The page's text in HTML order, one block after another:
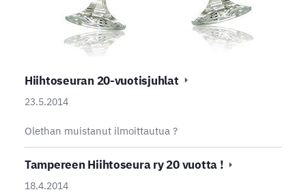
Hiihtoseuran 20-vuotisjuhlat
23.5.2014
Olethan muistanut ilmoittautua ?
Tampereen Hiihtoseura ry 20 vuotta !
18.4.2014